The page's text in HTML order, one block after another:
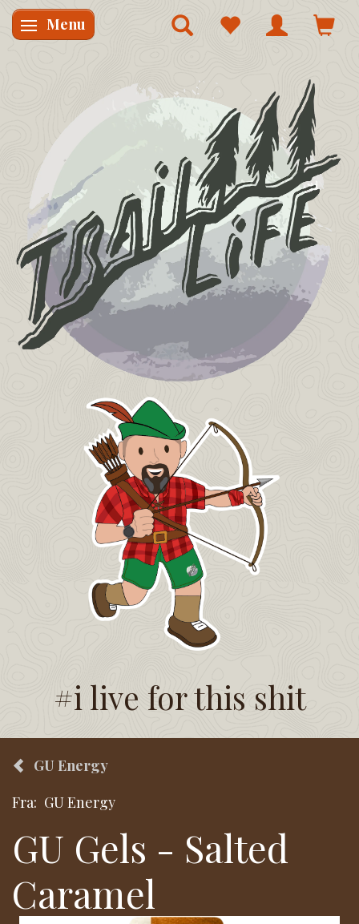
Skifte navigation
Menu
#i live for this shit
GU Energy
Fra: GU Energy
GU Gels - Salted
Caramel